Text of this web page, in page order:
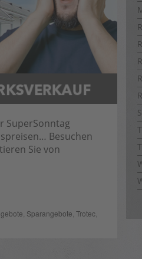
SuperSonntag
Besuchen
Sie von
Sparangebote ,Trotec